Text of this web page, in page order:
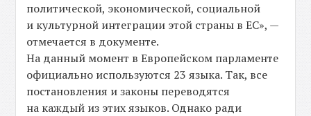
политической, экономической, социальной
и культурной интеграции этой страны в ЕС», —
отмечается в документе.
На данный момент в Европейском парламенте
официально используются 23 языка. Так, все
постановления и законы переводятся
на каждый из этих языков. Однако ради